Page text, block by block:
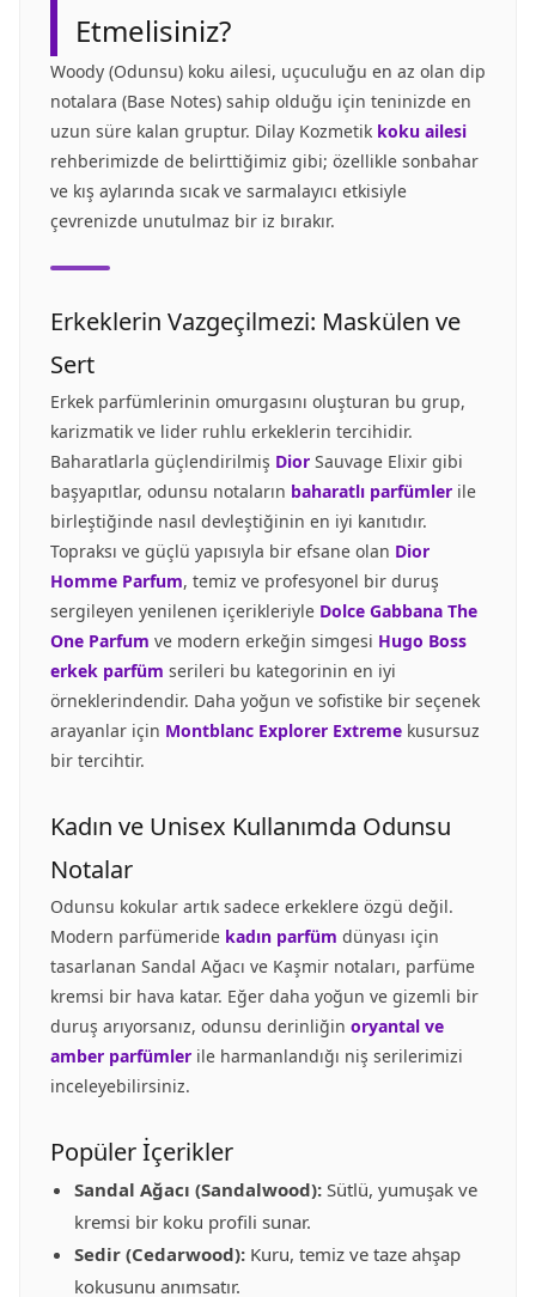
Etmelisiniz?
Woody (Odunsu) koku ailesi, uçuculuğu en az olan dip
notalara (Base Notes) sahip olduğu için teninizde en
uzun süre kalan gruptur. Dilay Kozmetik koku ailesi
rehberimizde de belirttiğimiz gibi; özellikle sonbahar
ve kış aylarında sıcak ve sarmalayıcı etkisiyle
çevrenizde unutulmaz bir iz bırakır.
Erkeklerin Vazgeçilmezi: Maskülen ve
Sert
Erkek parfümlerinin omurgasını oluşturan bu grup,
karizmatik ve lider ruhlu erkeklerin tercihidir.
Baharatlarla güçlendirilmiş Dior Sauvage Elixir gibi
başyapıtlar, odunsu notaların baharatlı parfümler ile
birleştiğinde nasıl devleştiğinin en iyi kanıtıdır.
Topraksı ve güçlü yapısıyla bir efsane olan Dior
Homme Parfum, temiz ve profesyonel bir duruş
sergileyen yenilenen içerikleriyle Dolce Gabbana The
One Parfum ve modern erkeğin simgesi Hugo Boss
erkek parfüm serileri bu kategorinin en iyi
örneklerindendir. Daha yoğun ve sofistike bir seçenek
arayanlar için Montblanc Explorer Extreme kusursuz
bir tercihtir.
Kadın ve Unisex Kullanımda Odunsu
Notalar
Odunsu kokular artık sadece erkeklere özgü değil.
Modern parfümeride kadın parfüm dünyası için
tasarlanan Sandal Ağacı ve Kaşmir notaları, parfüme
kremsi bir hava katar. Eğer daha yoğun ve gizemli bir
duruş arıyorsanız, odunsu derinliğin oryantal ve
amber parfümler ile harmanlandığı niş serilerimizi
inceleyebilirsiniz.
Popüler İçerikler
Sandal Ağacı (Sandalwood): Sütlü, yumuşak ve
kremsi bir koku profili sunar.
Sedir (Cedarwood): Kuru, temiz ve taze ahşap
kokusunu anımsatır.